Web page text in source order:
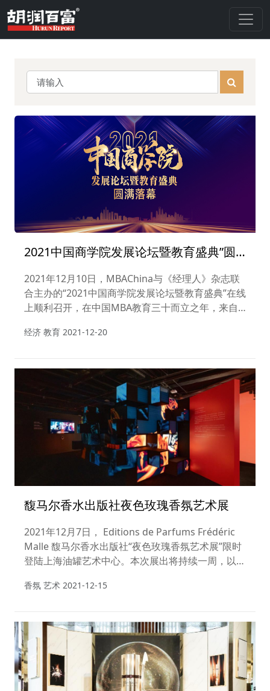
2021中国商学院发展论坛暨教育盛典”圆
满落幕
2021年12月10日，MBAChina与《经理人》杂志联
合主办的“2021中国商学院发展论坛暨教育盛典”在线
上顺利召开，在中国MBA教育三十而立之年，来自
专家发表主题演讲，多视角、多维度探讨中国商科教
展。本次直播通过MBAChina新媒体、央视频移动
网、新华社现场云、微赞直播、一刻talks和
MBAChina官网等平台直播，各平台累计观看人次达
到数百万。
经济 教育 2021-12-20
馥马尔香水出版社夜色玫瑰香氛艺术展
2021年12月7日， Editions de Parfums Frédéric
Malle 馥马尔香水出版社“夜色玫瑰香氛艺术展”限时
登陆上海油罐艺术中心。本次展出将持续一周，以调
Tonnerre夜色玫瑰》为主题，馥马尔香水出版社，
旅，探寻玫瑰的一生。
香氛 艺术 2021-12-15